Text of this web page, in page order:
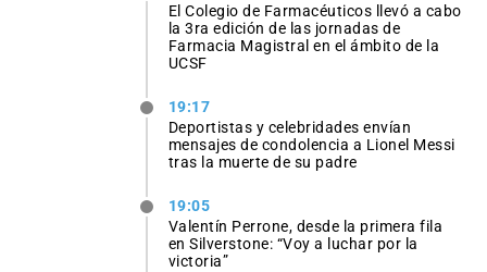
El Colegio de Farmacéuticos llevó a cabo
la 3ra edición de las jornadas de
Farmacia Magistral en el ámbito de la
UCSF
19:17
Deportistas y celebridades envían
mensajes de condolencia a Lionel Messi
tras la muerte de su padre
19:05
Valentín Perrone, desde la primera fila
en Silverstone: “Voy a luchar por la
victoria”